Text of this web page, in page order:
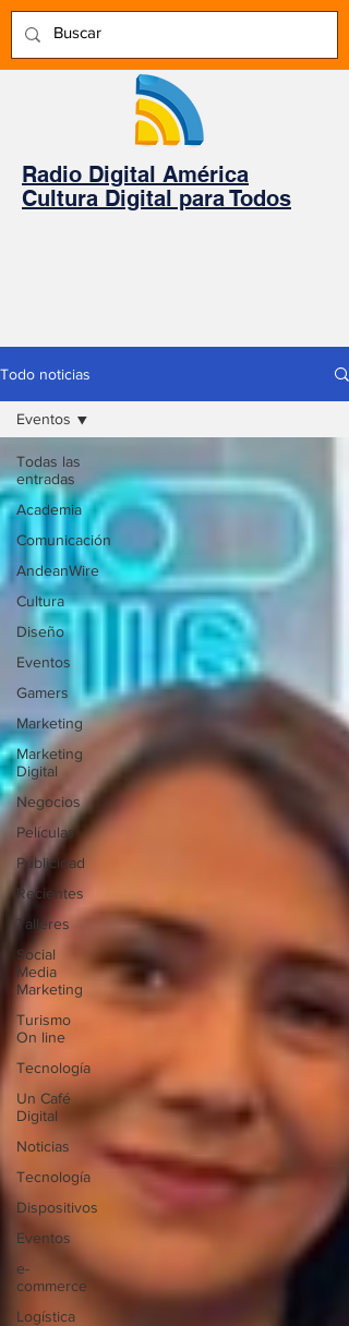
Radio Digital América
Cultura Digital para Todos
Todo noticias
Todas las
entradas
Academia
Comunicación
AndeanWire
Cultura
Diseño
Eventos
Gamers
Marketing
Marketing
Digital
Negocios
Películas
Publicidad
Recientes
Talleres
Social
Media
Marketing
Turismo
On line
Tecnología
Un Café
Digital
Noticias
Tecnología
Dispositivos
Eventos
e-
commerce
Logística
Eventos